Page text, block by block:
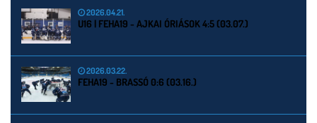
2026.04.21.
U16 | FEHA19 - AJKAI ÓRIÁSOK 4:5 (03.07.)
2026.03.22.
FEHA19 - BRASSÓ 0:6 (03.16.)